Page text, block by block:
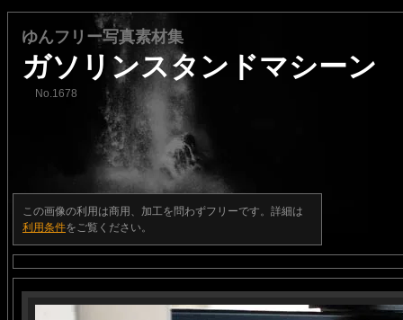
ゆんフリー写真素材集
ガソリンスタンドマシーン
No.1678
この画像の利用は商用、加工を問わずフリーです。詳細は
利用条件をご覧ください。